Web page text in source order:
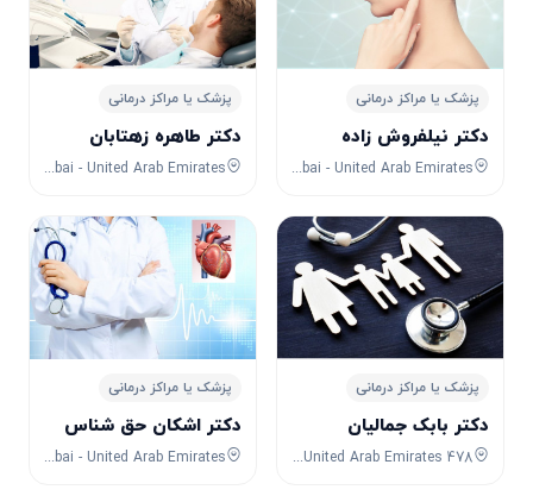
پزشک یا مراکز درمانی
دکتر نیلفروش زاده
Dubai - United Arab Emirates
پزشک یا مراکز درمانی
دکتر طاهره زهتابان
Jumeirah 1 - Dubai - United Arab Emirates
پزشک یا مراکز درمانی
دکتر بابک جمالیان
478 Al Wasl Rd - Jumeirah - Jumeirah 2 - Dubai - United Arab Emirates
پزشک یا مراکز درمانی
دکتر اشکان حق شناس
XC47+8R Dubai - United Arab Emirates